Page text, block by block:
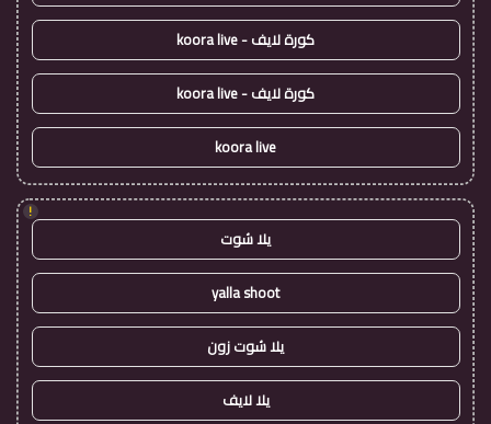
كورة لايف - koora live
كورة لايف - koora live
koora live
!
يلا شوت
yalla shoot
يلا شوت زون
يلا لايف